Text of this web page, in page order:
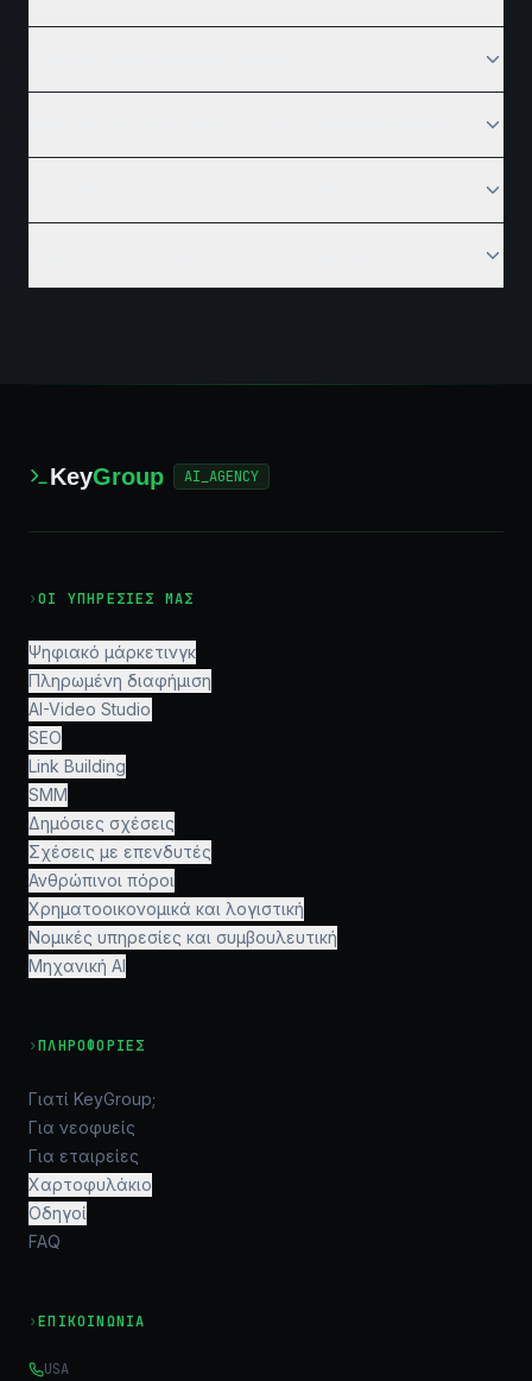
KeyGroup AI_AGENCY
›ΟΙ ΥΠΗΡΕΣΊΕΣ ΜΑΣ
Ψηφιακό μάρκετινγκ
Πληρωμένη διαφήμιση
AI-Video Studio
SEO
Link Building
SMM
Δημόσιες σχέσεις
Σχέσεις με επενδυτές
Ανθρώπινοι πόροι
Χρηματοοικονομικά και λογιστική
Νομικές υπηρεσίες και συμβουλευτική
Μηχανική AI
›ΠΛΗΡΟΦΟΡΊΕΣ
Γιατί KeyGroup;
Για νεοφυείς
Για εταιρείες
Χαρτοφυλάκιο
Οδηγοί
FAQ
›ΕΠΙΚΟΙΝΩΝΊΑ
USA